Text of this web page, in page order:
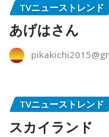
TVニューストレンド
あげはさん
TVニューストレンド
スカイランド